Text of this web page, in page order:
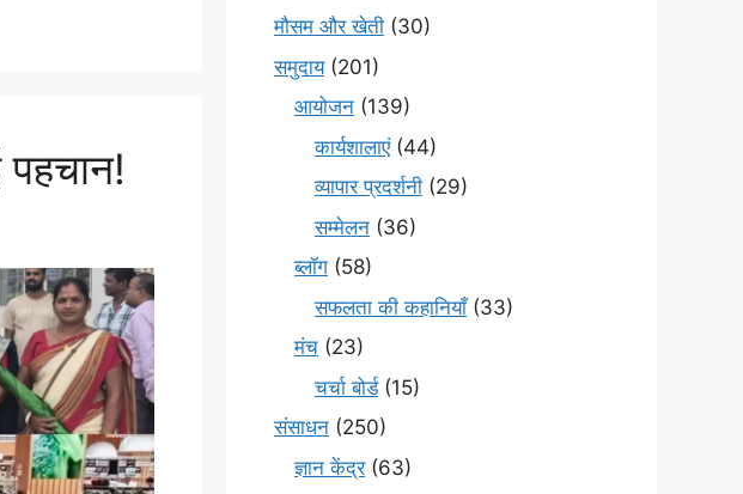
मौसम और खेती (30)
समुदाय(201)
आयोजन (139)
कार्यशालाएं(44)
व्यापार प्रदर्शनी (29)
सम्मेलन (36)
ब्लॉग (58)
सफलता की कहानियाँ(33)
मंच (23)
चर्चा बोर्ड(15)
संसाधन (250)
ज्ञान केंद्र(63)